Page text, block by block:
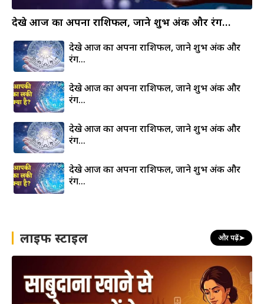
देखे आज का अपना राशिफल, जाने शुभ अंक और रंग…
देखे आज का अपना राशिफल, जाने शुभ अंक और
रंग…
देखे आज का अपना राशिफल, जाने शुभ अंक और
रंग…
देखे आज का अपना राशिफल, जाने शुभ अंक और
रंग…
देखे आज का अपना राशिफल, जाने शुभ अंक और
रंग…
लाइफ स्टाइल और पढ़ें➤